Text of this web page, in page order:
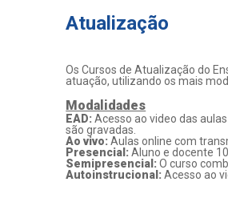
Atualização
Os Cursos de Atualização do
atuação, utilizando os mais
Modalidades
EAD:Acesso ao video das
são gravadas.
Ao vivo: Aulas online com
Presencial:Aluno e docente
Semipresencial:O curso
Autoinstrucional:Acesso ao